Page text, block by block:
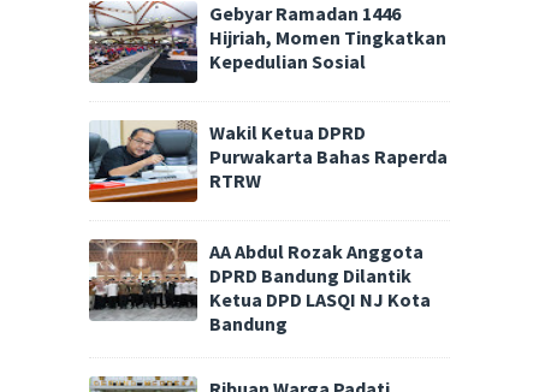
Gebyar Ramadan 1446
Hijriah, Momen Tingkatkan
Kepedulian Sosial
Wakil Ketua DPRD
Purwakarta Bahas Raperda
RTRW
AA Abdul Rozak Anggota
DPRD Bandung Dilantik
Ketua DPD LASQI NJ Kota
Bandung